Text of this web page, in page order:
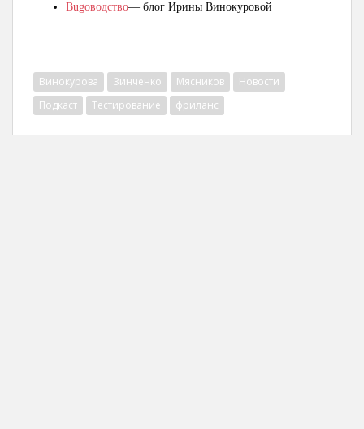
Bugоводство— блог Ирины Винокуровой
Винокурова Зинченко Мясников
Новости
Подкаст
Тестирование фриланс